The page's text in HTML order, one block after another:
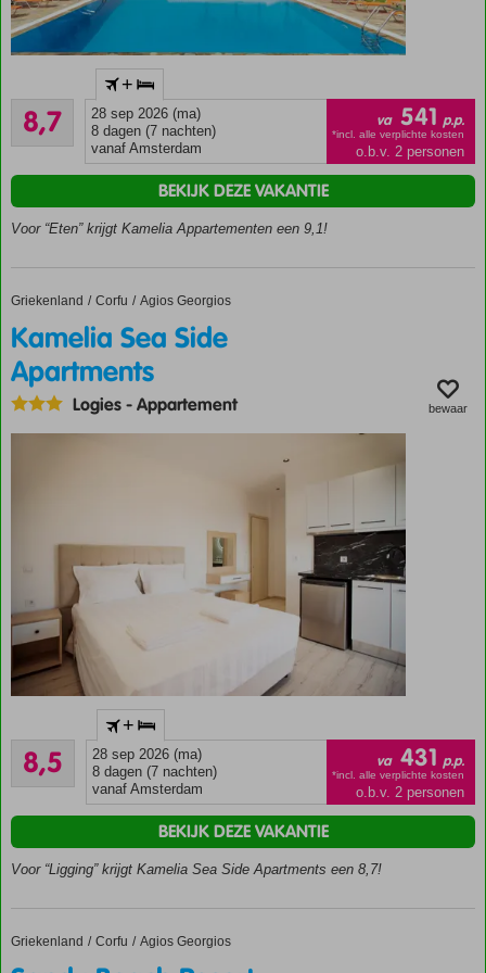
Kleinschalige
accommodatie
Moderne
studio's en
appartementen
appartementen
voor een
verblijf
Rustige
Strand
en
om de
hoek
8,7
Aanrader
57
beoordelingen
+
28 sep 2026 (ma)
8 dagen (7 nachten)
vanaf Amsterdam
va 541 p.p.
*incl. alle verplichte kosten
o.b.v. 2 personen
Voor “Eten” krijgt Kamelia Appartementen een 9,1!
BEKIJK DEZE VAKANTIE
Home
Griekenland Corfu Agios Georgios
Kamelia Sea Side Apartments
Kamelia Sea Side
Apartments
Logies-Appartement bewaar
steenworp
afstand
van het
Op
van Agios
Kleinschalige
accommodatie
8,5
Aanrader
27
beoordelingen
+
28 sep 2026 (ma)
8 dagen (7 nachten)
vanaf Amsterdam
va 431 p.p.
*incl. alle verplichte kosten
o.b.v. 2 personen
Voor “Ligging” krijgt Kamelia Sea Side Apartments een 8,7!
BEKIJK DEZE VAKANTIE
Home
Griekenland Corfu Agios Georgios
Sandy Beach Resort